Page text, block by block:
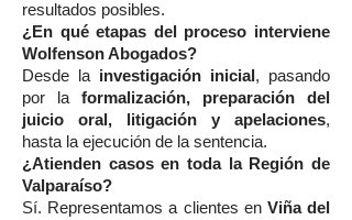
resultados posibles.
¿En qué etapas del proceso interviene
Wolfenson Abogados?
Desde la investigación inicial , pasando
por la formalización, preparación del
juicio oral, litigación y apelaciones,
hasta la ejecución de la sentencia.
¿Atienden casos en toda la Región de
Valparaíso?
Sí. Representamos a clientes en Viña del